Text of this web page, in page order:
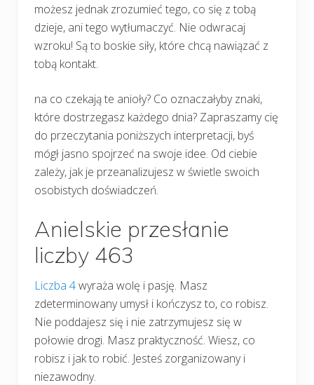
możesz jednak zrozumieć tego, co się z tobą
dzieje, ani tego wytłumaczyć. Nie odwracaj
wzroku! Są to boskie siły, które chcą nawiązać z
tobą kontakt.
na co czekają te anioły? Co oznaczałyby znaki,
które dostrzegasz każdego dnia? Zapraszamy cię
do przeczytania poniższych interpretacji, byś
mógł jasno spojrzeć na swoje idee. Od ciebie
zależy, jak je przeanalizujesz w świetle swoich
osobistych doświadczeń.
Anielskie przesłanie
liczby 463
Liczba 4wyraża wolę i pasję. Masz
zdeterminowany umysł i kończysz to, co robisz.
Nie poddajesz się i nie zatrzymujesz się w
połowie drogi. Masz praktyczność. Wiesz, co
robisz i jak to robić. Jesteś zorganizowany i
niezawodny.